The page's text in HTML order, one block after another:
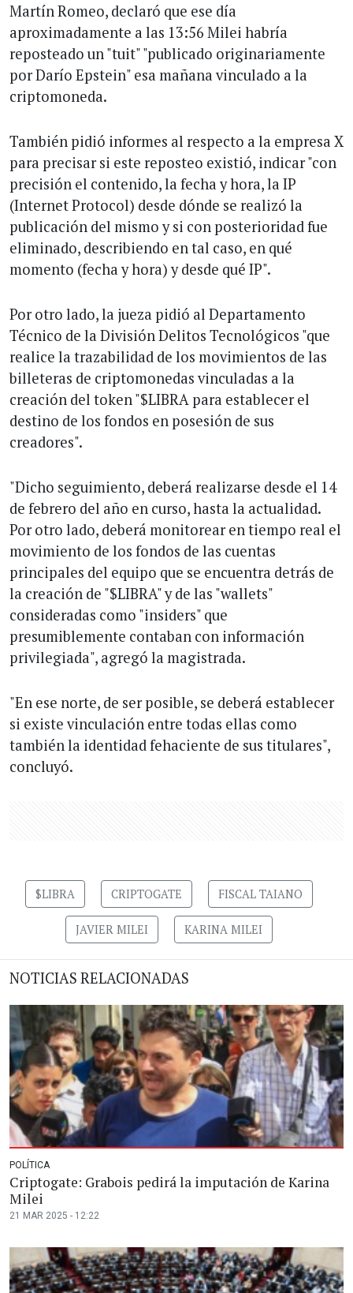
Martín Romeo, declaró que ese día
aproximadamente a las 13:56 Milei habría
reposteado un "tuit" "publicado originariamente
por Darío Epstein" esa mañana vinculado a la
criptomoneda.
También pidió informes al respecto a la empresa X
para precisar si este reposteo existió, indicar "con
precisión el contenido, la fecha y hora, la IP
(Internet Protocol) desde dónde se realizó la
publicación del mismo y si con posterioridad fue
eliminado, describiendo en tal caso, en qué
momento (fecha y hora) y desde qué IP".
Por otro lado, la jueza pidió al Departamento
Técnico de la División Delitos Tecnológicos "que
realice la trazabilidad de los movimientos de las
billeteras de criptomonedas vinculadas a la
creación del token "$LIBRA para establecer el
destino de los fondos en posesión de sus
creadores".
"Dicho seguimiento, deberá realizarse desde el 14
de febrero del año en curso, hasta la actualidad.
Por otro lado, deberá monitorear en tiempo real el
movimiento de los fondos de las cuentas
principales del equipo que se encuentra detrás de
la creación de "$LIBRA" y de las "wallets"
consideradas como "insiders" que
presumiblemente contaban con información
privilegiada", agregó la magistrada.
"En ese norte, de ser posible, se deberá establecer
si existe vinculación entre todas ellas como
también la identidad fehaciente de sus titulares",
concluyó.
$LIBRA CRIPTOGATE FISCAL TAIANO
JAVIER MILEI KARINA MILEI
NOTICIAS RELACIONADAS
POLÍTICA
Criptogate: Grabois pedirá la imputación de Karina
Milei
21 MAR 2025 - 12:22